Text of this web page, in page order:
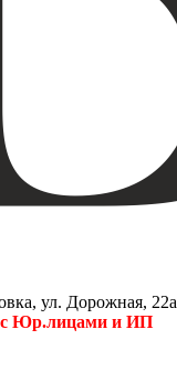
ул. Дорожная, 22а
с Юр.лицами и ИП